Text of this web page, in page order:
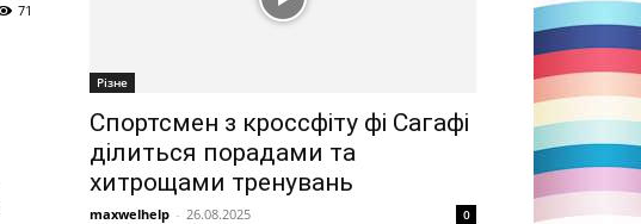
71
Різне
Спортсмен з кроссфіту фі Сагафі
ділиться порадами та
хитрощами тренувань
maxwelhelp - 26.08.2025 0